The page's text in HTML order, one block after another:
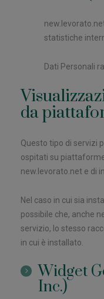
statistiche
Dati Personali
da
Questo tipo di servizi
ospitati su
new.levorato.net e di
Nel caso in cui sia
possibile che, anche
servizio, lo stesso
in cui è installato.
Widget
Inc.)